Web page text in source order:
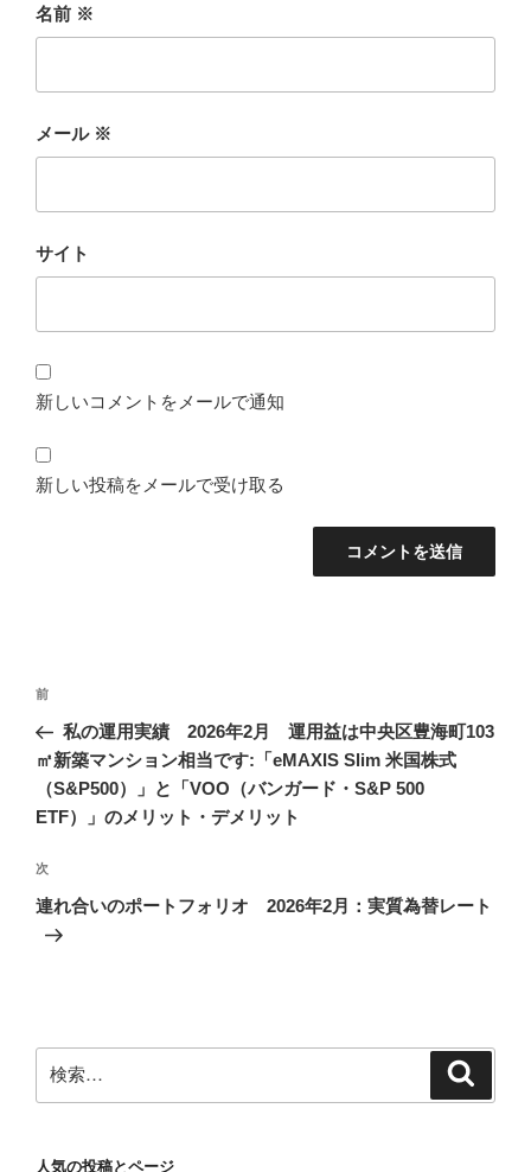
名前 ※
メール ※
サイト
新しいコメントをメールで通知
新しい投稿をメールで受け取る
投
ナ
ビ
ゲ
シ
ョ
ン
前
の
投
稿
前
私の運用実績 2026年2月 運用益は中央区豊海町103
㎡新築マンション相当です:「eMAXIS Slim 米国株式
（S&P500）」と「VOO（バンガード・S&P 500
ETF）」のメリット・デメリット
次
の
次
連れ合いのポートフォリオ 2026年2月：実質為替レート
索:
人気の投稿とページ